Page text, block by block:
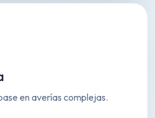
en averías complejas.